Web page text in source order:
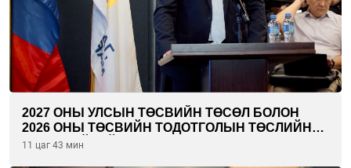
2027 ОНЫ УЛСЫН ТӨСВИЙН ТӨСӨЛ БОЛОН
2026 ОНЫ ТӨСВИЙН ТОДОТГОЛЫН ТӨСЛИЙН
ОЛОН НИЙТИЙН ХЭЛЭЛЦҮҮЛЭГ БОЛЛОО
11 цаг 43 мин